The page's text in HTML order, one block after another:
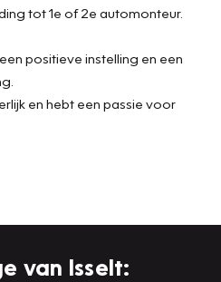
tot 1e of 2e automonteur.
positieve instelling en een
en hebt een passie voor
van Isselt: